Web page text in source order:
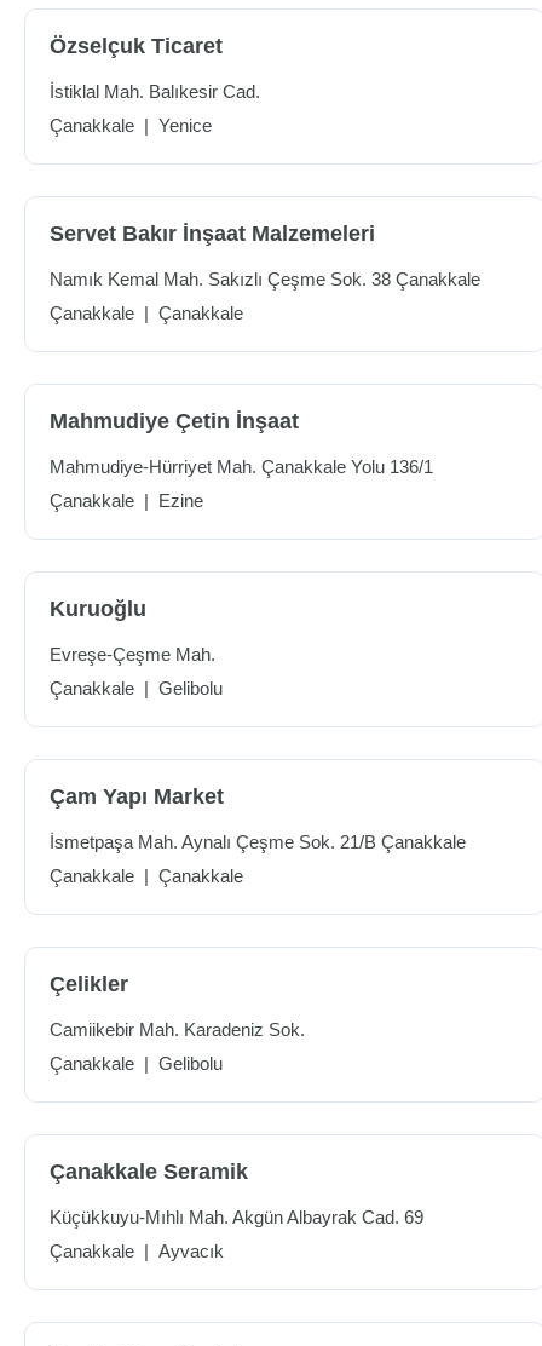
Özselçuk Ticaret
İstiklal Mah. Balıkesir Cad.
Çanakkale | Yenice
Servet Bakır İnşaat Malzemeleri
Namık Kemal Mah. Sakızlı Çeşme Sok. 38 Çanakkale
Çanakkale | Çanakkale
Mahmudiye Çetin İnşaat
Mahmudiye-Hürriyet Mah. Çanakkale Yolu 136/1
Çanakkale | Ezine
Kuruoğlu
Evreşe-Çeşme Mah.
Çanakkale | Gelibolu
Çam Yapı Market
İsmetpaşa Mah. Aynalı Çeşme Sok. 21/B Çanakkale
Çanakkale | Çanakkale
Çelikler
Camiikebir Mah. Karadeniz Sok.
Çanakkale | Gelibolu
Çanakkale Seramik
Küçükkuyu-Mıhlı Mah. Akgün Albayrak Cad. 69
Çanakkale | Ayvacık